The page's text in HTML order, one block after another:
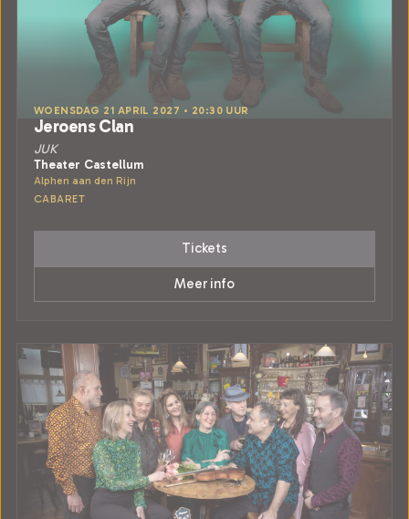
WOENSDAG 21 APRIL 2027 • 20:30 UUR
Jeroens Clan
JUK
Theater Castellum
Alphen aan den Rijn
CABARET
Tickets
Meer info